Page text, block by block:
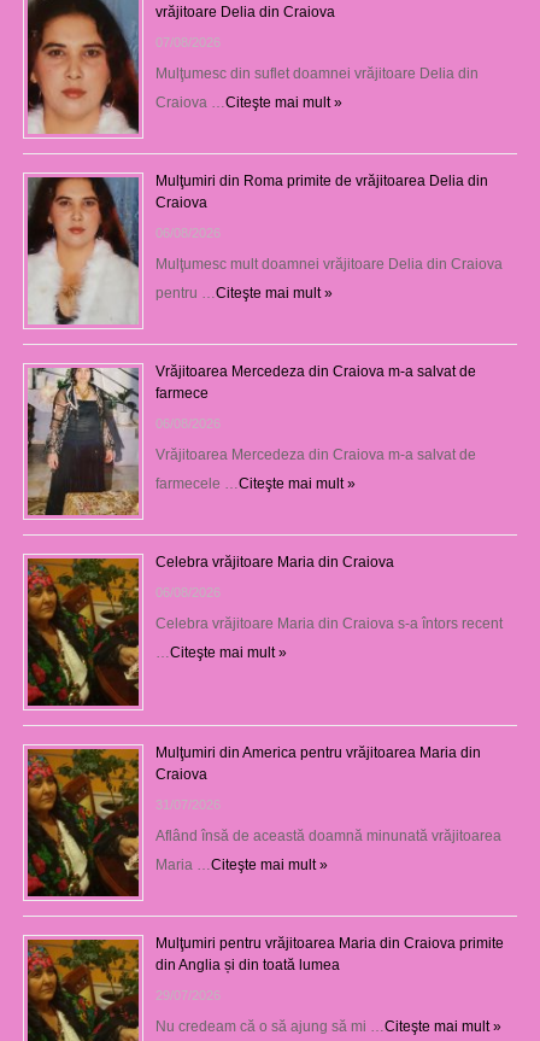
vrăjitoare Delia din Craiova
07/08/2026
Mulţumesc din suflet doamnei vrăjitoare Delia din
Craiova … Citeşte mai mult »
Mulţumiri din Roma primite de vrăjitoarea Delia din
Craiova
06/08/2026
Mulţumesc mult doamnei vrăjitoare Delia din Craiova
pentru … Citeşte mai mult »
Vrăjitoarea Mercedeza din Craiova m-a salvat de
farmece
06/08/2026
Vrăjitoarea Mercedeza din Craiova m-a salvat de
farmecele … Citeşte mai mult »
Celebra vrăjitoare Maria din Craiova
06/08/2026
Celebra vrăjitoare Maria din Craiova s-a întors recent
Citeşte mai mult »
Mulţumiri din America pentru vrăjitoarea Maria din
Craiova
31/07/2026
Aflând însă de această doamnă minunată vrăjitoarea
Maria … Citeşte mai mult »
Mulţumiri pentru vrăjitoarea Maria din Craiova primite
din Anglia și din toată lumea
29/07/2026
Nu credeam că o să ajung să mi … Citeşte mai mult »